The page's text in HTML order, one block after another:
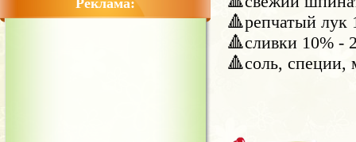
Реклама:
🔺️репчатый лук
🔺️сливки 10% -
🔺️соль, специи,